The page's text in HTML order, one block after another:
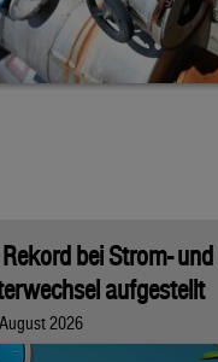
bei Strom- und
aufgestellt
2026